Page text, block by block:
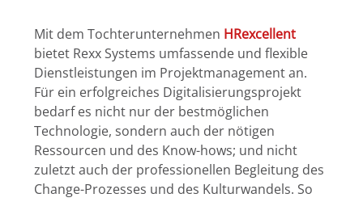
Mit dem Tochterunternehmen HRexcellent
bietet Rexx Systems umfassende und flexible
Dienstleistungen im Projektmanagement an.
Für ein erfolgreiches Digitalisierungsprojekt
bedarf es nicht nur der bestmöglichen
Technologie, sondern auch der nötigen
Ressourcen und des Know-hows; und nicht
zuletzt auch der professionellen Begleitung des
Change-Prozesses und des Kulturwandels. So